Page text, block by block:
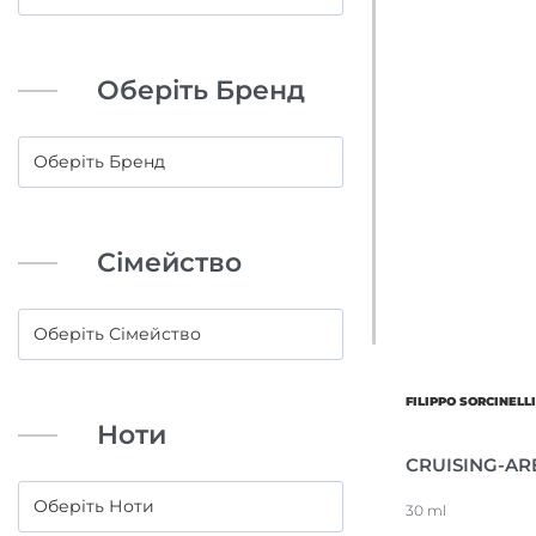
Оберіть Бренд
Сімейство
Ноти
FILIPPO SORCINELLI
CRUISING-
30 ml